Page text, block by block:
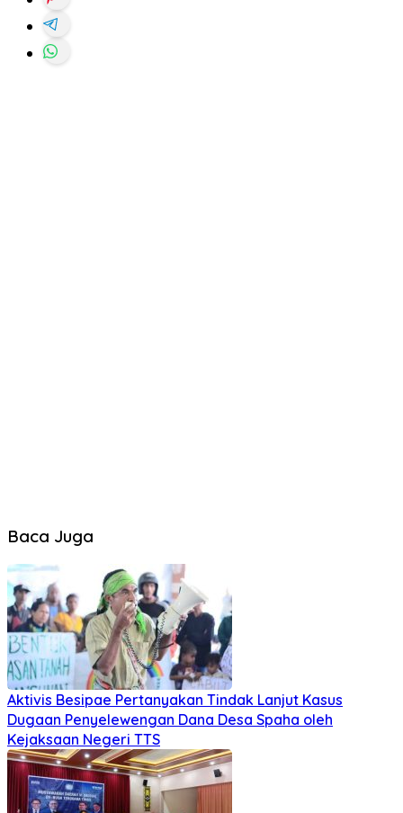
Baca Juga
Aktivis Besipae Pertanyakan Tindak Lanjut Kasus
Dugaan Penyelewengan Dana Desa Spaha oleh
Kejaksaan Negeri TTS